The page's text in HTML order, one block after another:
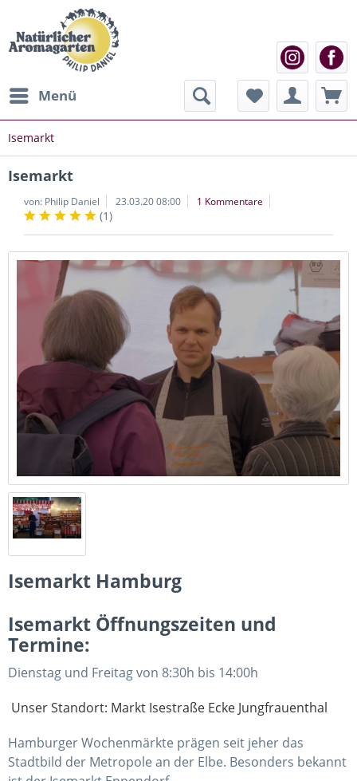
Menü
Isemarkt
Isemarkt
von: Philip Daniel 23.03.20 08:00 1 Kommentare
(1)
Isemarkt Hamburg
Isemarkt Öffnungszeiten und
Termine:
Dienstag und Freitag von 8:30h bis 14:00h
Unser Standort: Markt Isestraße Ecke Jungfrauenthal
Hamburger Wochenmärkte prägen seit jeher das
Stadtbild der Metropole an der Elbe. Besonders bekannt